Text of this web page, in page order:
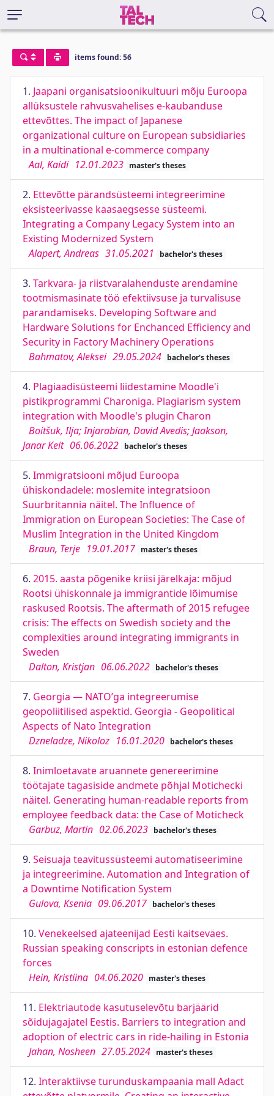
items found: 56
1. Jaapani organisatsioonikultuuri mõju Euroopa
allüksustele rahvusvahelises e-kaubanduse
ettevõttes. The impact of Japanese
organizational culture on European subsidiaries
in a multinational e-commerce company
Aal, Kaidi 12.01.2023 master's theses
2. Ettevõtte pärandsüsteemi integreerimine
eksisteerivasse kaasaegsesse süsteemi.
Integrating a Company Legacy System into an
Existing Modernized System
Alapert, Andreas 31.05.2021 bachelor's theses
3. Tarkvara- ja riistvaralahenduste arendamine
tootmismasinate töö efektiivsuse ja turvalisuse
parandamiseks. Developing Software and
Hardware Solutions for Enchanced Efficiency and
Security in Factory Machinery Operations
Bahmatov, Aleksei 29.05.2024 bachelor's theses
4. Plagiaadisüsteemi liidestamine Moodle'i
pistikprogrammi Charoniga. Plagiarism system
integration with Moodle's plugin Charon
Boitšuk, Ilja; Injarabian, David Avedis; Jaakson,
Janar Keit 06.06.2022 bachelor's theses
5. Immigratsiooni mõjud Euroopa
ühiskondadele: moslemite integratsioon
Suurbritannia näitel. The Influence of
Immigration on European Societies: The Case of
Muslim Integration in the United Kingdom
Braun, Terje 19.01.2017 master's theses
6. 2015. aasta põgenike kriisi järelkaja: mõjud
Rootsi ühiskonnale ja immigrantide lõimumise
raskused Rootsis. The aftermath of 2015 refugee
crisis: The effects on Swedish society and the
complexities around integrating immigrants in
Sweden
Dalton, Kristjan 06.06.2022 bachelor's theses
7. Georgia — NATO’ga integreerumise
geopoliitilised aspektid. Georgia - Geopolitical
Aspects of Nato Integration
Dzneladze, Nikoloz 16.01.2020 bachelor's theses
8. Inimloetavate aruannete genereerimine
töötajate tagasiside andmete põhjal Motichecki
näitel. Generating human-readable reports from
employee feedback data: the Case of Moticheck
Garbuz, Martin 02.06.2023 bachelor's theses
9. Seisuaja teavitussüsteemi automatiseerimine
ja integreerimine. Automation and Integration of
a Downtime Notification System
Gulova, Ksenia 09.06.2017 bachelor's theses
10. Venekeelsed ajateenijad Eesti kaitseväes.
Russian speaking conscripts in estonian defence
forces
Hein, Kristiina 04.06.2020 master's theses
11. Elektriautode kasutuselevõtu barjäärid
sõidujagajatel Eestis. Barriers to integration and
adoption of electric cars in ride-hailing in Estonia
Jahan, Nosheen 27.05.2024 master's theses
12. Interaktiivse turunduskampaania mall Adact